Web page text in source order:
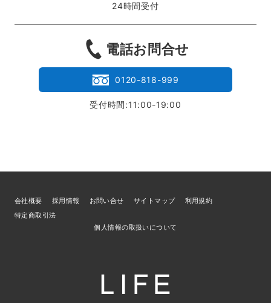
24時間受付
電話お問合せ
0120-818-999
受付時間:11:00-19:00
会社概要 採用情報 お問い合せ サイトマップ
利用規約
特定商取引法
個人情報の取扱いについて